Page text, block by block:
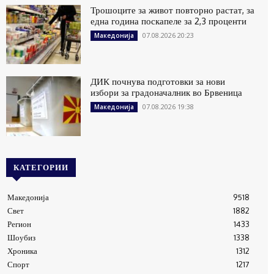
Трошоците за живот повторно растат, за
една година поскапеле за 2,3 проценти
Македонија 07.08.2026 20:23
ДИК почнува подготовки за нови
избори за градоначалник во Брвеница
Македонија 07.08.2026 19:38
КАТЕГОРИИ
Македонија
9518
Свет
1882
Регион
1433
Шоубиз
1338
Хроника
1312
Спорт
1217